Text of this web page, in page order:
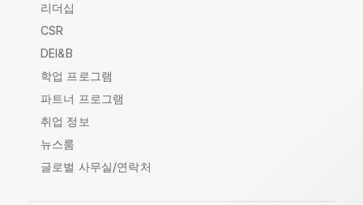
리더십
CSR
DEI&B
학업 프로그램
파트너 프로그램
취업 정보
뉴스룸
글로벌 사무실/연락처